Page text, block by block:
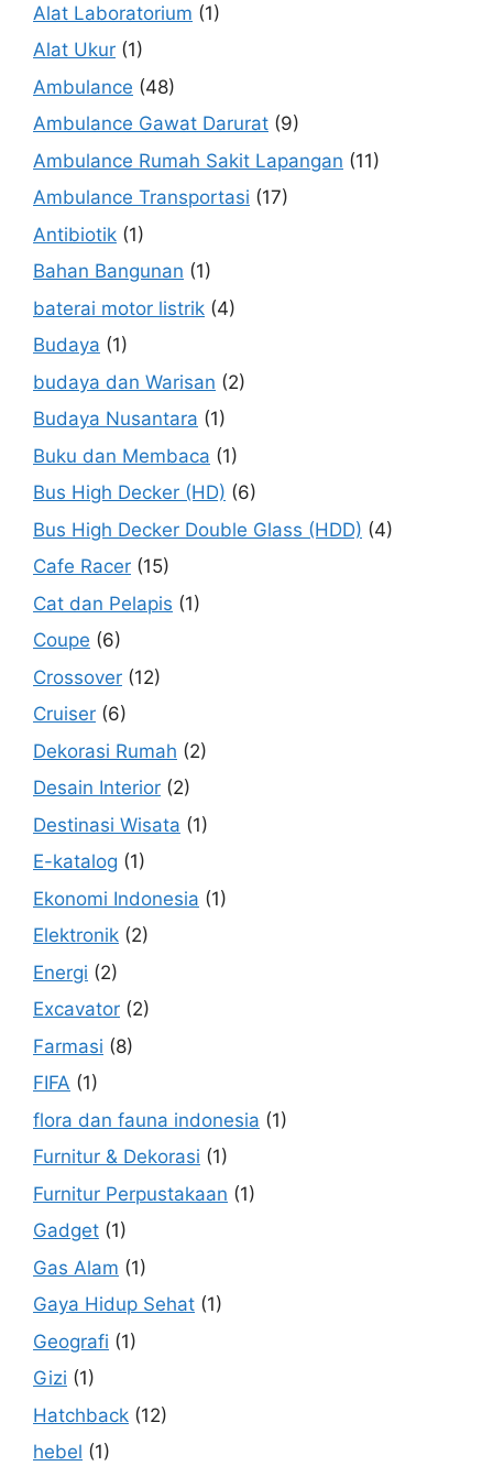
Alat Laboratorium (1)
Alat Ukur (1)
Ambulance (48)
Ambulance Gawat Darurat (9)
Ambulance Rumah Sakit Lapangan (11)
Ambulance Transportasi (17)
Antibiotik (1)
Bahan Bangunan (1)
baterai motor listrik (4)
Budaya (1)
budaya dan Warisan (2)
Budaya Nusantara (1)
Buku dan Membaca (1)
Bus High Decker (HD) (6)
Bus High Decker Double Glass (HDD) (4)
Cafe Racer (15)
Cat dan Pelapis (1)
Coupe (6)
Crossover (12)
Cruiser (6)
Dekorasi Rumah (2)
Desain Interior (2)
Destinasi Wisata (1)
E-katalog (1)
Ekonomi Indonesia (1)
Elektronik (2)
Energi (2)
Excavator (2)
Farmasi (8)
FIFA (1)
flora dan fauna indonesia (1)
Furnitur & Dekorasi (1)
Furnitur Perpustakaan (1)
Gadget (1)
Gas Alam (1)
Gaya Hidup Sehat (1)
Geografi (1)
Gizi (1)
Hatchback (12)
hebel (1)